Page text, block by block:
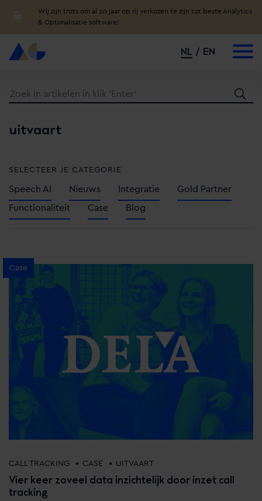
Wij zijn trots om al 10 jaar op rij verkozen te zijn tot beste Analytics
& Optimalisatie software!
NL EN
uitvaart
SELECTEER JE CATEGORIE
Speech AI Nieuws Integratie
Gold Partner
Functionaliteit
Case Blog
Case
CALL TRACKING • CASE • UITVAART
Vier keer zoveel data inzichtelijk door inzet call
tracking